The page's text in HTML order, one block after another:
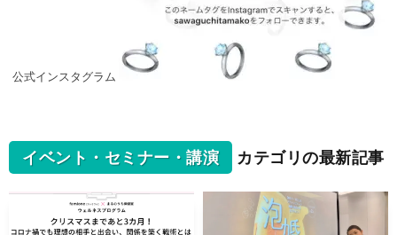
公式インスタグラム
イベント・セミナー・講演 カテゴリの最新記事